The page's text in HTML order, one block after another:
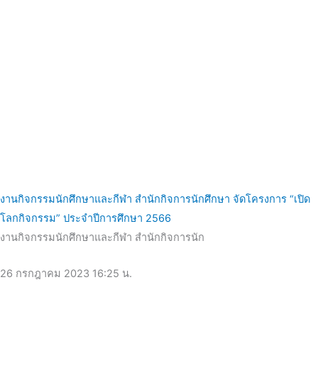
งานกิจกรรมนักศึกษาและกีฬา สำนักกิจการนักศึกษา จัดโครงการ “เปิด
โลกกิจกรรม” ประจำปีการศึกษา 2566
งานกิจกรรมนักศึกษาและกีฬา สำนักกิจการนัก
26 กรกฎาคม 2023 16:25 น.